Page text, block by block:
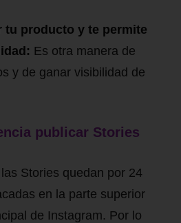
tu producto y te permite
Es otra manera de
y de ganar visibilidad de
publicar Stories
Stories quedan por 24
en la parte superior
de Instagram. Por lo